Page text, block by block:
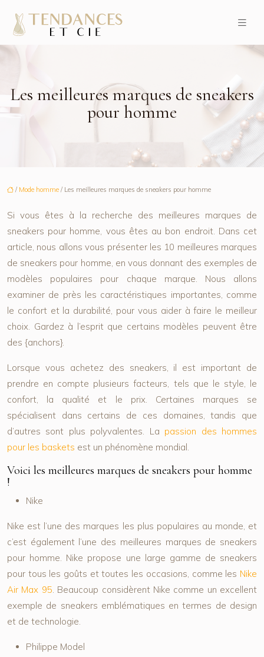
Les meilleures marques de sneakers
pour homme
/ Mode homme / Les meilleures marques de sneakers pour homme
Si vous êtes à la recherche des meilleures marques de
sneakers pour homme, vous êtes au bon endroit. Dans cet
article, nous allons vous présenter les 10 meilleures marques
de sneakers pour homme, en vous donnant des exemples de
modèles populaires pour chaque marque. Nous allons
examiner de près les caractéristiques importantes, comme
le confort et la durabilité, pour vous aider à faire le meilleur
choix. Gardez à l’esprit que certains modèles peuvent être
des {anchors}.
Lorsque vous achetez des sneakers, il est important de
prendre en compte plusieurs facteurs, tels que le style, le
confort, la qualité et le prix. Certaines marques se
spécialisent dans certains de ces domaines, tandis que
d’autres sont plus polyvalentes. La passion des hommes
pour les baskets est un phénomène mondial.
Voici les meilleures marques de sneakers pour homme
!
Nike
Nike est l’une des marques les plus populaires au monde, et
c’est également l’une des meilleures marques de sneakers
pour homme. Nike propose une large gamme de sneakers
pour tous les goûts et toutes les occasions, comme les Nike
Air Max 95. Beaucoup considèrent Nike comme un excellent
exemple de sneakers emblématiques en termes de design
et de technologie.
Philippe Model